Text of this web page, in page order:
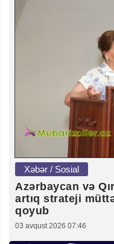
Xəbər / Sosial
Azərbaycan və
artıq strateji
qoyub
03 avqust 2026 07:46